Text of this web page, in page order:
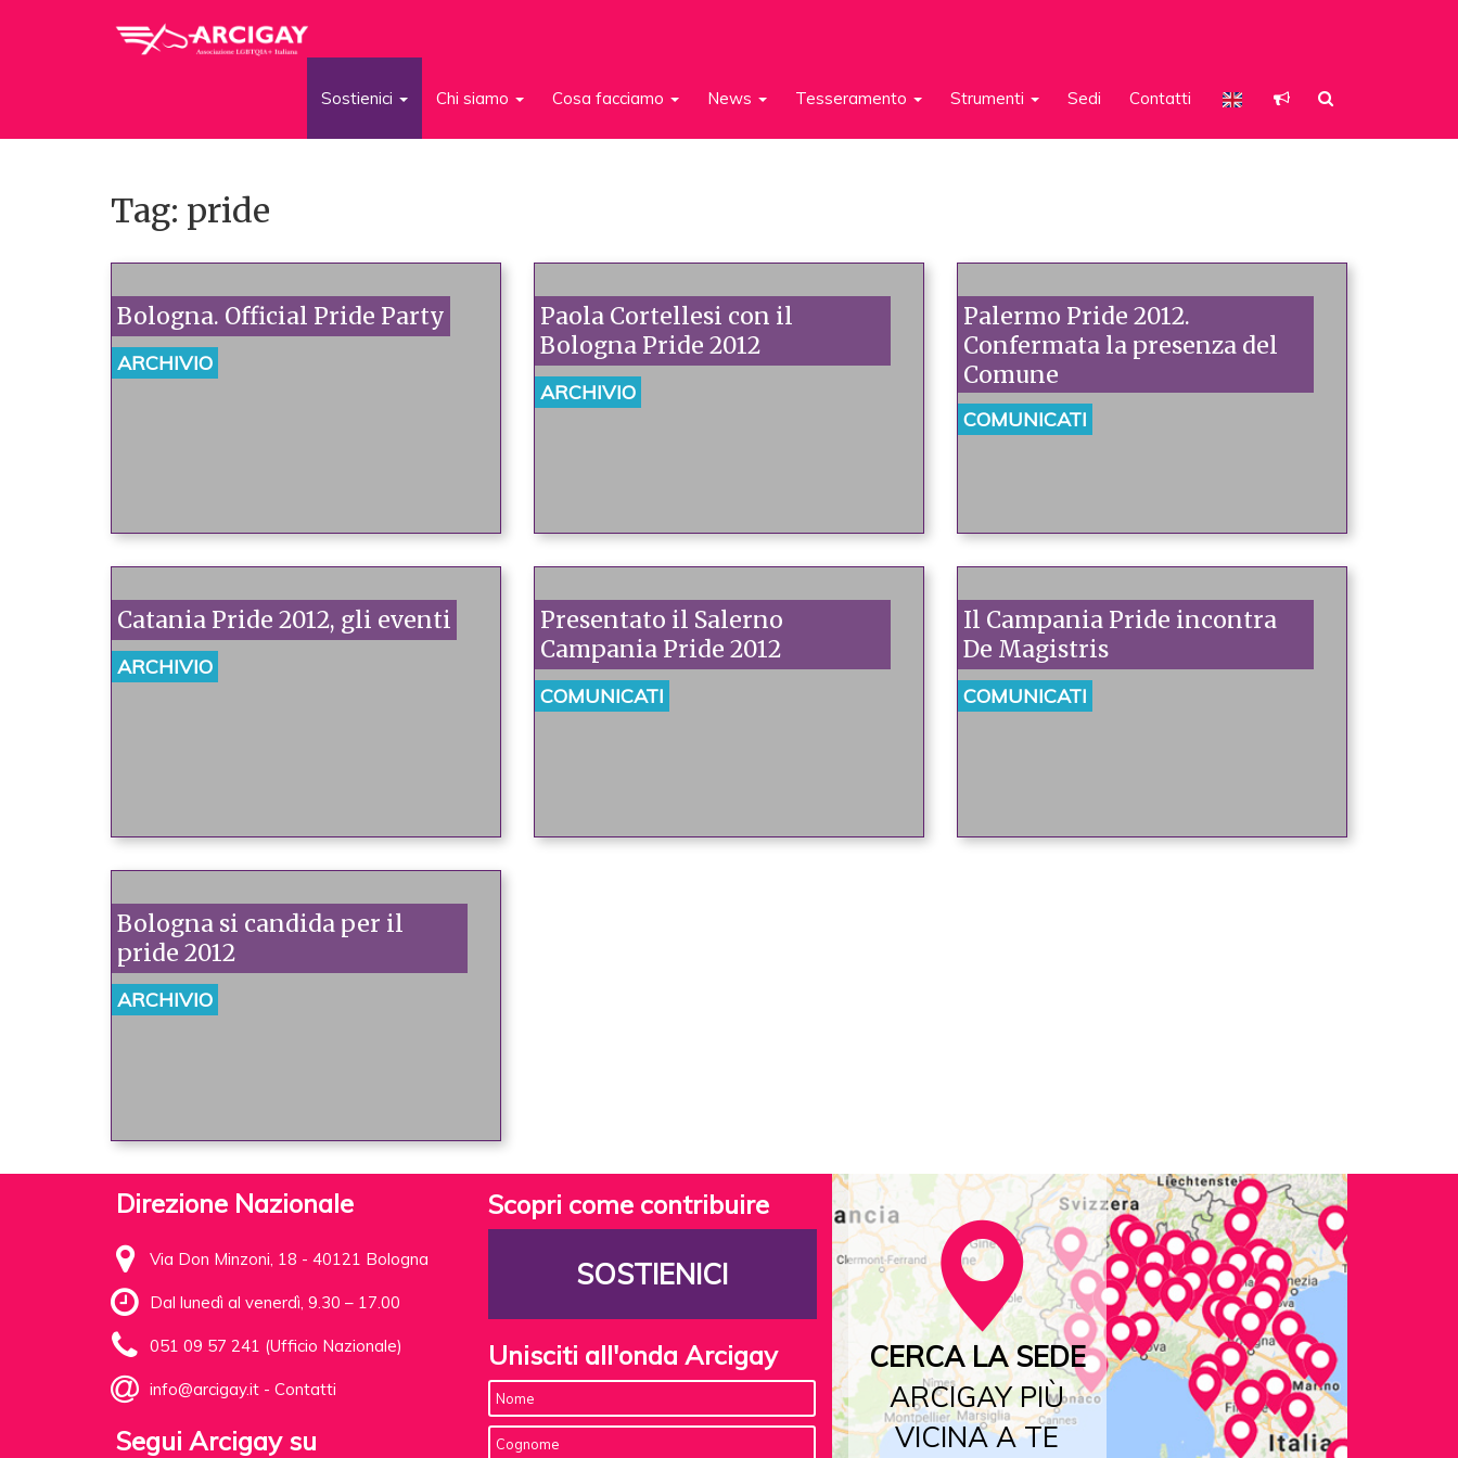
Sostienici Chi siamo Cosa facciamo News Tesseramento Strumenti Sedi Contatti
Tag: pride
Bologna. Official Pride Party
ARCHIVIO
Paola Cortellesi con il
Bologna Pride 2012
ARCHIVIO
Palermo Pride 2012.
Confermata la presenza del
Comune
COMUNICATI
Catania Pride 2012, gli eventi
ARCHIVIO
Presentato il Salerno
Campania Pride 2012
COMUNICATI
Il Campania Pride incontra
De Magistris
COMUNICATI
Bologna si candida per il
pride 2012
ARCHIVIO
Direzione Nazionale
Via Don Minzoni, 18 - 40121 Bologna
Dal lunedì al venerdì, 9.30 – 17.00
051 09 57 241 (Ufficio Nazionale)
info@arcigay.it - Contatti
Segui Arcigay su
Scopri come contribuire
SOSTIENICI
Unisciti all'onda Arcigay
CERCA LA SEDE
ARCIGAY PIÙ
VICINA A TE